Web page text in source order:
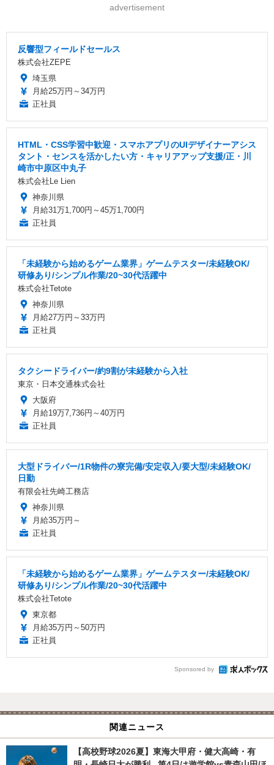
advertisement
反響型フィールドセールス
株式会社ZEPE
埼玉県
月給25万円～34万円
正社員
HTML・CSS学習中歓迎・スマホアプリのUIデザイナーアシス
タント・センスを活かしたい方・キャリアアップ支援/正・川
崎市中原区中丸子
株式会社Le Lien
神奈川県
月給31万1,700円～45万1,700円
正社員
「未経験から始めるゲーム業界」ゲームテスター/未経験OK/
研修あり/シンプル作業/20~30代活躍中
株式会社Tetote
神奈川県
月給27万円～33万円
正社員
タクシードライバー/約9割が未経験から入社
東京・日本交通株式会社
大阪府
月給19万7,736円～40万円
正社員
大型ドライバー/1R物件の寮完備/安定収入/要大型/未経験OK/
日勤
有限会社先崎工務店
神奈川県
月給35万円～
正社員
「未経験から始めるゲーム業界」ゲームテスター/未経験OK/
研修あり/シンプル作業/20~30代活躍中
株式会社Tetote
東京都
月給35万円～50万円
正社員
Sponsored by
関連ニュース
【高校野球2026夏】東海大甲府・健大高崎・有